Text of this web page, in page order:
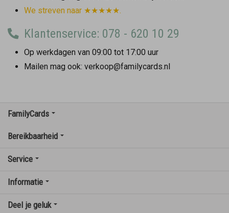
We streven naar ★★★★★.
Klantenservice: 078 - 620 10 29
Op werkdagen van 09:00 tot 17:00 uur
Mailen mag ook: verkoop@familycards.nl
FamilyCards
Bereikbaarheid
Service
Informatie
Deel je geluk